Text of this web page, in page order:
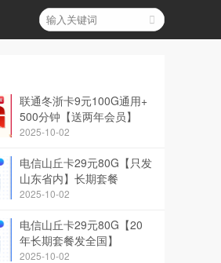
联通冬浙卡9元100G通用+
500分钟【送两年会员】
2025-10-02
电信山丘卡29元80G【只发
山东省内】长期套餐
2025-10-02
电信山丘卡29元80G【20
年长期套餐发全国】
2025-10-02